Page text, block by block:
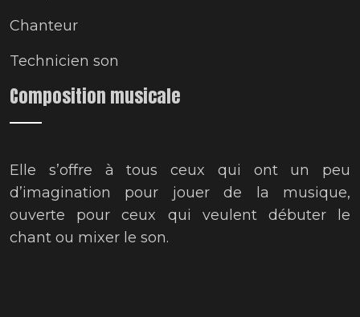
Chanteur
Technicien son
Composition musicale
Elle s’offre à tous ceux qui ont un peu
d’imagination pour jouer de la musique,
ouverte pour ceux qui veulent débuter le
chant ou mixer le son.